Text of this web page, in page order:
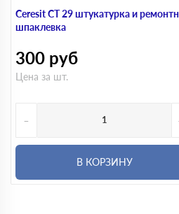
Ceresit CT 29 штукатурка и
шпаклевка
300 руб
Цена за шт.
-
В КОРЗИНУ